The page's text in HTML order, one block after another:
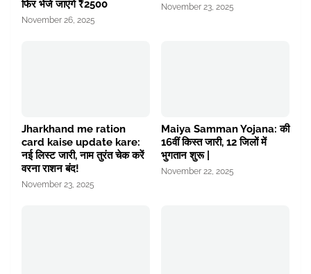
फिर भेजे जाएंगे ₹2500
November 26, 2025
November 23, 2025
Jharkhand me ration
card kaise update kare:
नई लिस्ट जारी, नाम तुरंत चेक करें
वरना राशन बंद!
November 23, 2025
Maiya Samman Yojana: की
16वीं किस्त जारी, 12 जिलों में
भुगतान शुरू |
November 22, 2025